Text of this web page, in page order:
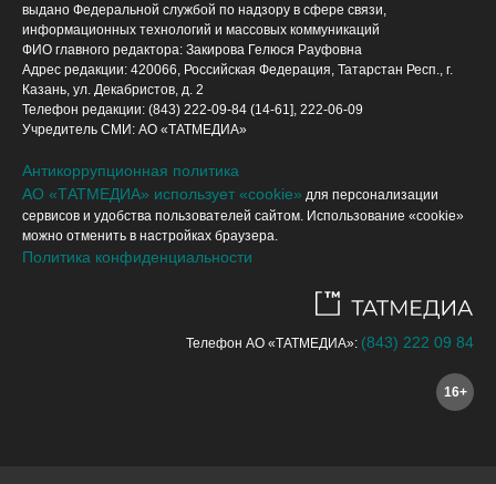
выдано Федеральной службой по надзору в сфере связи,
информационных технологий и массовых коммуникаций
ФИО главного редактора: Закирова Гелюся Рауфовна
Адрес редакции: 420066, Российская Федерация, Татарстан Респ., г.
Казань, ул. Декабристов, д. 2
Телефон редакции: (843) 222-09-84 (14-61], 222-06-09
Учредитель СМИ: АО «ТАТМЕДИА»
Антикоррупционная политика
АО «ТАТМЕДИА» использует «cookie» для персонализации
сервисов и удобства пользователей сайтом. Использование «cookie»
можно отменить в настройках браузера.
Политика конфиденциальности
Телефон АО «ТАТМЕДИА»: (843) 222 09 84
16+